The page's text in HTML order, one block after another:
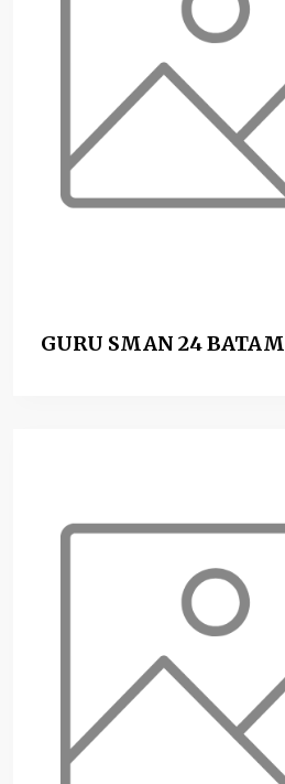
GURU SMAN 24 BATAM